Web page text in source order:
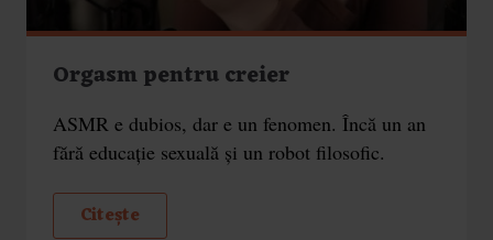
Orgasm pentru creier
ASMR e dubios, dar e un fenomen. Încă un an
fără educație sexuală și un robot filosofic.
Citește